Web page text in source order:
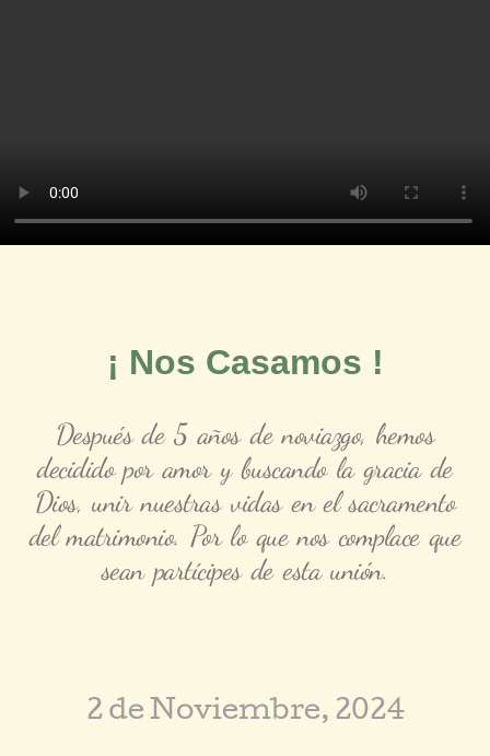
¡ Nos Casamos !
Después de 5 años de noviazgo, hemos
decidido por amor y buscando la gracia de
Dios, unir nuestras vidas en el sacramento
del matrimonio. Por lo que nos complace que
sean partícipes de esta unión.
2 de Noviembre, 2024